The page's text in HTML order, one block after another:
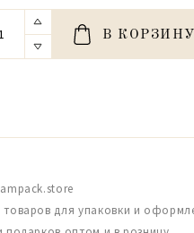
В КОРЗИНУ
товаров для упаковки и